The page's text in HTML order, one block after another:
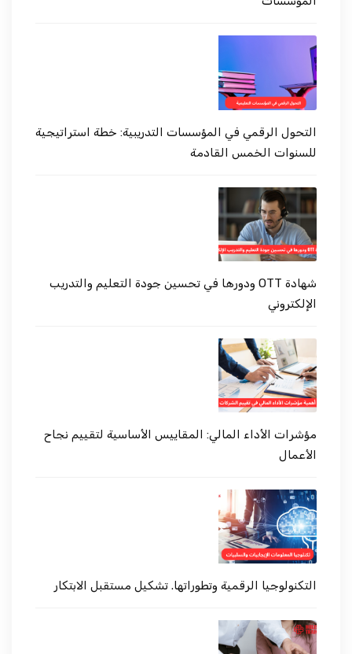
التحول الرقمي في المؤسسات التدريبية: خطة استراتيجية
للسنوات الخمس القادمة
شهادة OTT ودورها في تحسين جودة التعليم والتدريب
الإلكتروني
مؤشرات الأداء المالي: المقاييس الأساسية لتقييم نجاح
الأعمال
التكنولوجيا الرقمية وتطوراتها. تشكيل مستقبل الابتكار